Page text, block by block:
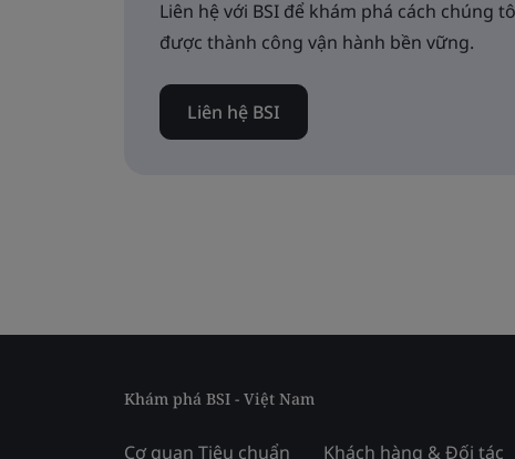
Liên hệ với BSI để khám phá cách chúng
được thành công vận hành bền vững.
Liên hệ BSI
Khám phá BSI - Việt Nam
Cơ quan Tiêu chuẩn
Khách hàng & Đối tác